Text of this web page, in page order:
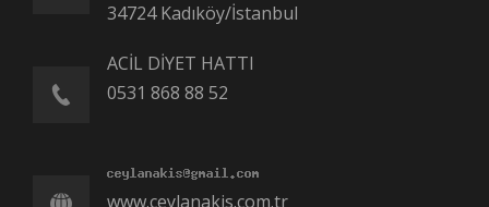
34724 Kadıköy/İstanbul
ACİL DİYET HATTI
0531 868 88 52
www.ceylanakis.com.tr